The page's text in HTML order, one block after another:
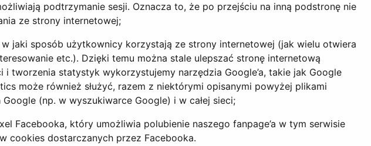
podtrzymanie sesji. Oznacza to, że po przejściu na inną podstronę nie
ze strony internetowej;
jaki sposób użytkownicy korzystają ze strony internetowej (jak wielu otwiera
etc.). Dzięki temu można stale ulepszać stronę internetową
tworzenia statystyk wykorzystujemy narzędzia Google’a, takie jak Google
może również służyć, razem z niektórymi opisanymi powyżej plikami
(np. w wyszukiwarce Google) i w całej sieci;
Facebooka, który umożliwia polubienie naszego fanpage’a w tym serwisie
cookies dostarczanych przez Facebooka.